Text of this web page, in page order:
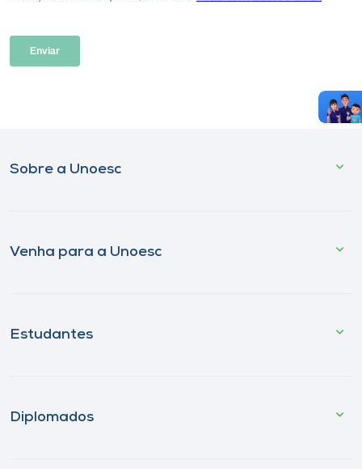
Sobre a Unoesc
Venha para a Unoesc
Estudantes
Diplomados